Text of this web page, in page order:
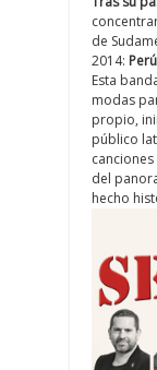
de
2014:
Esta
modas
propio,
público
canciones
del
hecho